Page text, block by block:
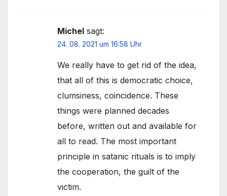
Michel sagt:
24. 08. 2021 um 16:58 Uhr
We really have to get rid of the idea,
that all of this is democratic choice,
clumsiness, coincidence. These
things were planned decades
before, written out and available for
all to read. The most important
principle in satanic rituals is to imply
the cooperation, the guilt of the
victim.